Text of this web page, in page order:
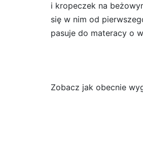
i kropeczek na
się w nim od
pasuje do materacy o
Zobacz jak obecnie